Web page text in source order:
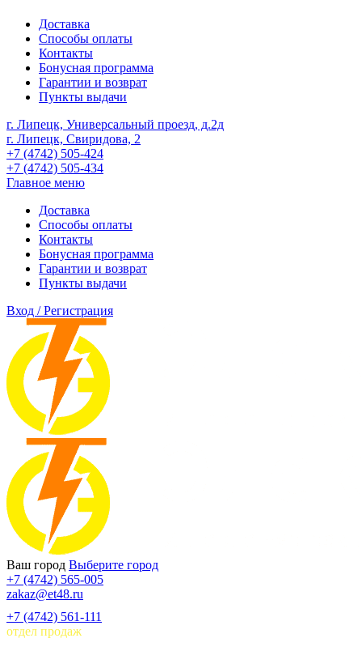
Доставка
Способы оплаты
Контакты
Бонусная программа
Гарантии и возврат
Пункты выдачи
г. Липецк, Универсальный проезд, д.2д
г. Липецк, Свиридова, 2
+7 (4742) 505-424
+7 (4742) 505-434
Главное меню
Доставка
Способы оплаты
Контакты
Бонусная программа
Гарантии и возврат
Пункты выдачи
Вход / Регистрация
Ваш город Выберите город
+7 (4742) 565-005
zakaz@et48.ru
+7 (4742) 561-111
отдел продаж